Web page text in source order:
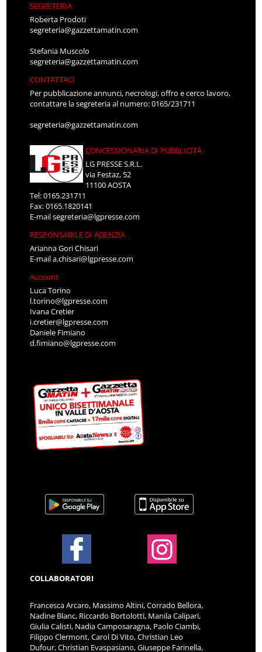
SEGRETERIA
Roberta Prodoti
segreteria@gazzettamatin.com
Stefania Muscolo
segreteria@gazzettamatin.com
CONTATTACI
Per pubblicazione annunci, necrologi, offro e cerco lavoro,
contattare la segreteria al numero: 0165/231711
segreteria@gazzettamatin.com
CONCESSIONARIA DI PUBBLICITÀ
LG PRESSE S.R.L.
via Festaz, 52
11100 AOSTA
Tel: 0165.231711
Fax: 0165.1820141
E-mailsegreteria@lgpresse.com
RESPONSABILE DI AGENZIA
Arianna Gori Chisari
E-maila.chisari@lgpresse.com
Account
Luca Torino
l.torino@lgpresse.com
Ivana Cretier
i.cretier@lgpresse.com
Daniele Fimiano
d.fimiano@lgpresse.com
COLLABORATORI
Francesca Arcaro, Massimo Altini, Corrado Bellora,
Nadine Blanc, Riccardo Bortolotti, Manila Calipari,
Giulia Calisti, Nadia Camposaragna, Paolo Ciambi,
Filippo Clermont, Carol Di Vito, Christian Leo
Dufour, Christian Evaspasiano, Giuseppe Farinella,